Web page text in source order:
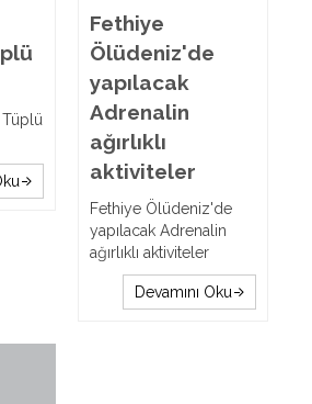
Fethiye
Ölüdeniz'de
yapılacak
Adrenalin
ağırlıklı
aktiviteler
Fethiye Ölüdeniz'de
yapılacak Adrenalin
ağırlıklı aktiviteler
Devamını Oku